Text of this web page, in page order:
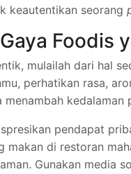
keautentikan seorang
Foodis
mulailah dari hal
perhatikan rasa,
kedalaman
pendapat
makan di restoran
Gunakan media